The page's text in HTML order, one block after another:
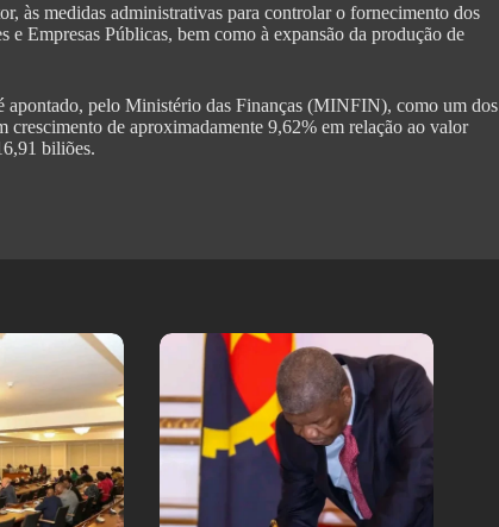
às medidas administrativas para controlar o fornecimento dos
Empresas Públicas, bem como à expansão da produção de
apontado, pelo Ministério das Finanças (MINFIN), como um dos
crescimento de aproximadamente 9,62% em relação ao valor
biliões.